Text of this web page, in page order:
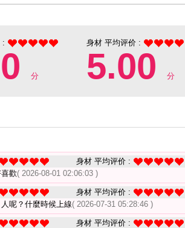
:
分
身材 平均评价 :
5.00 分
身材 平均评价 :
歡( 2026-08-01 02:06:03 )
身材 平均评价 :
呢？什麼時候上線( 2026-07-31 05:28:46 )
身材 平均评价 :